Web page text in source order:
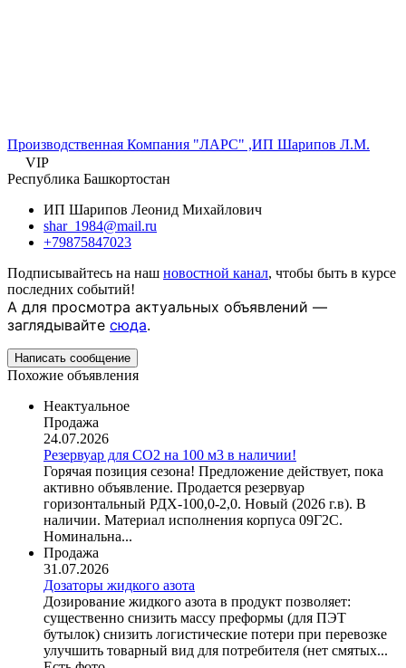
Производственная Компания "ЛАРС" ,ИП Шарипов Л.М.
VIP
Республика Башкортостан
ИП Шарипов Леонид Михайлович
shar_1984@mail.ru
+79875847023
Подписывайтесь на наш новостной канал, чтобы быть в курсе
последних событий!
А для просмотра актуальных объявлений —
заглядывайте сюда.
Написать сообщение
Похожие объявления
Неактуальное
Продажа
24.07.2026
Резервуар для СО2 на 100 м3 в наличии!
Горячая позиция сезона! Предложение действует, пока
активно объявление. Продается резервуар
горизонтальный РДХ-100,0-2,0. Новый (2026 г.в). В
наличии. Материал исполнения корпуса 09Г2С.
Номинальна...
Продажа
31.07.2026
Дозаторы жидкого азота
Дозирование жидкого азота в продукт позволяет:
существенно снизить массу преформы (для ПЭТ
бутылок) снизить логистические потери при перевозке
улучшить товарный вид для потребителя (нет смятых...